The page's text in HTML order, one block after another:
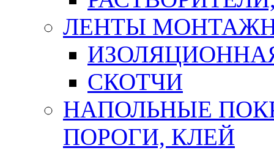
ЛЕНТЫ
СКОТЧИ
НАПОЛЬНЫЕ
ПОРОГИ, КЛЕЙ